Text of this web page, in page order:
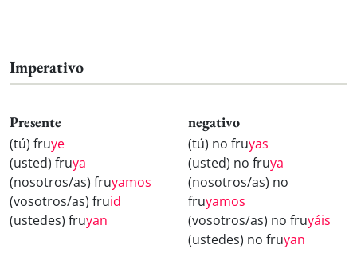
Imperativo
Presente
(tú) fruye
(usted) fruya
(nosotros/as) fruyamos
(vosotros/as) fruid
(ustedes) fruyan
negativo
(tú) no fruyas
(usted) no fruya
(nosotros/as) no
fruyamos
(vosotros/as) no fruyáis
(ustedes) no fruyan